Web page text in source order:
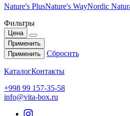
Nature's PlusNature's WayNordic
Фильтры
Цена
Применить
Применить
Сбросить
КаталогКонтакты
+998 99 157-35-58
info@vita-box.ru